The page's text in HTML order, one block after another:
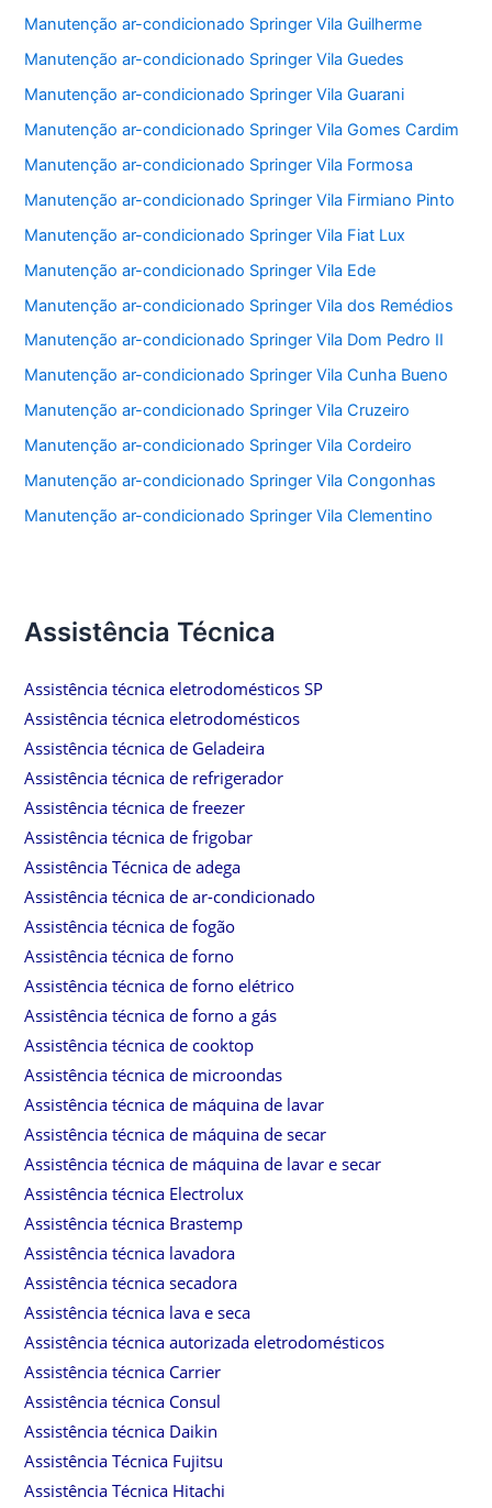
Manutenção ar-condicionado Springer Vila Guilherme
Manutenção ar-condicionado Springer Vila Guedes
Manutenção ar-condicionado Springer Vila Guarani
Manutenção ar-condicionado Springer Vila Gomes Cardim
Manutenção ar-condicionado Springer Vila Formosa
Manutenção ar-condicionado Springer Vila Firmiano Pinto
Manutenção ar-condicionado Springer Vila Fiat Lux
Manutenção ar-condicionado Springer Vila Ede
Manutenção ar-condicionado Springer Vila dos Remédios
Manutenção ar-condicionado Springer Vila Dom Pedro II
Manutenção ar-condicionado Springer Vila Cunha Bueno
Manutenção ar-condicionado Springer Vila Cruzeiro
Manutenção ar-condicionado Springer Vila Cordeiro
Manutenção ar-condicionado Springer Vila Congonhas
Manutenção ar-condicionado Springer Vila Clementino
Assistência Técnica
Assistência técnica eletrodomésticos SP
Assistência técnica eletrodomésticos
Assistência técnica de Geladeira
Assistência técnica de refrigerador
Assistência técnica de freezer
Assistência técnica de frigobar
Assistência Técnica de adega
Assistência técnica de ar-condicionado
Assistência técnica de fogão
Assistência técnica de forno
Assistência técnica de forno elétrico
Assistência técnica de forno a gás
Assistência técnica de cooktop
Assistência técnica de microondas
Assistência técnica de máquina de lavar
Assistência técnica de máquina de secar
Assistência técnica de máquina de lavar e secar
Assistência técnica Electrolux
Assistência técnica Brastemp
Assistência técnica lavadora
Assistência técnica secadora
Assistência técnica lava e seca
Assistência técnica autorizada eletrodomésticos
Assistência técnica Carrier
Assistência técnica Consul
Assistência técnica Daikin
Assistência Técnica Fujitsu
Assistência Técnica Hitachi